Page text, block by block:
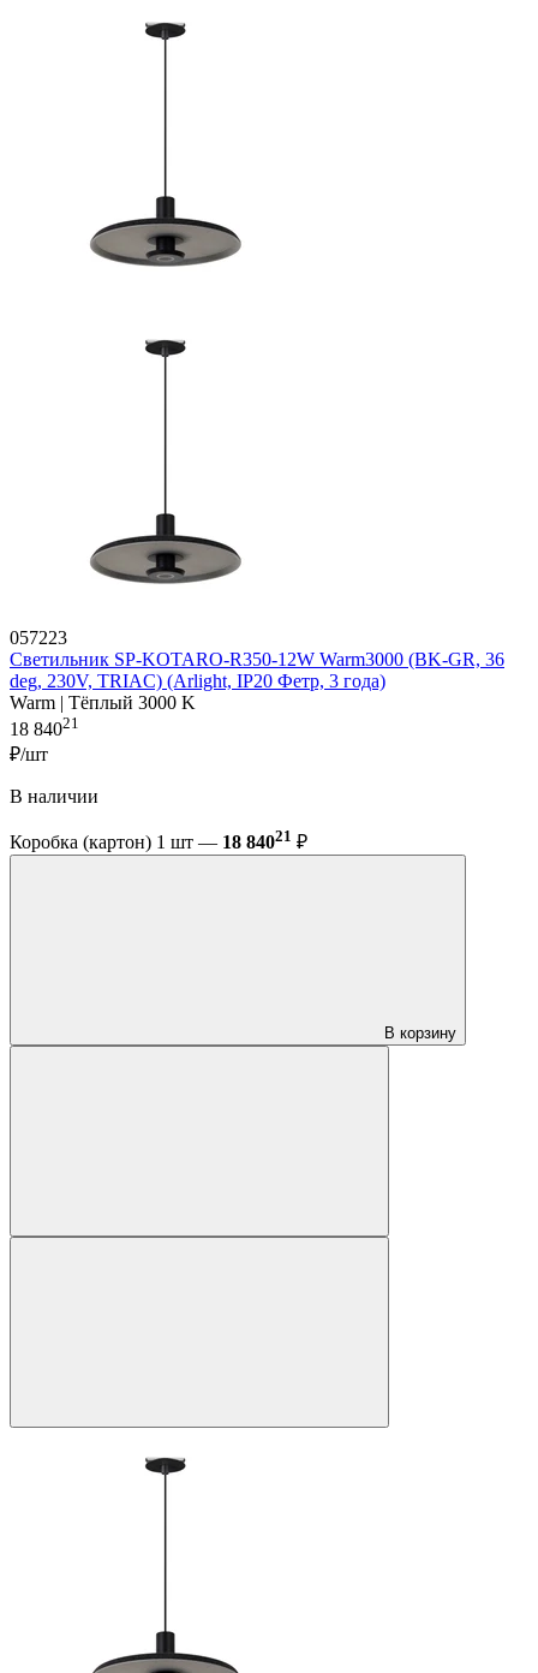
057223
Светильник SP-KOTARO-R350-12W Warm3000 (BK-GR, 36
deg, 230V, TRIAC) (Arlight, IP20 Фетр, 3 года)
Warm | Тёплый 3000 K
18 84021
₽/шт
В наличии
Коробка (картон) 1 шт — 18 84021 ₽
В корзину